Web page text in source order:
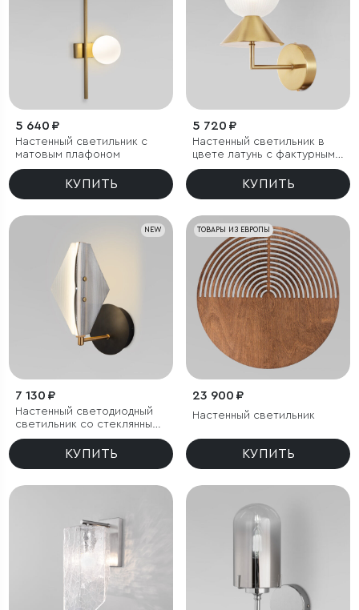
5 640 ₽
Настенный светильник с
матовым плафоном
КУПИТЬ
5 720 ₽
Настенный светильник в
цвете латунь с фактурным
плафоном
КУПИТЬ
NEW
7 130 ₽
Настенный светодиодный
светильник со стеклянным
плафоном
КУПИТЬ
ТОВАРЫ ИЗ ЕВРОПЫ
23 900 ₽
Настенный светильник
КУПИТЬ